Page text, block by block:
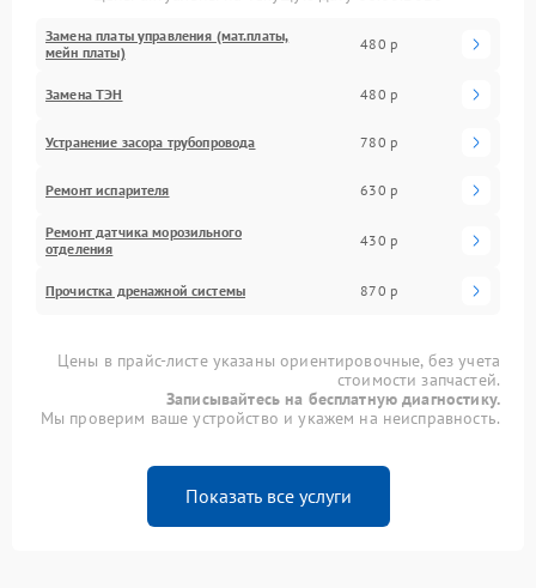
Замена платы управления (мат.платы,
мейн платы)
480 р
Замена ТЭН 480 р
Устранение засора трубопровода 780 р
Ремонт испарителя 630 р
Ремонт датчика морозильного
отделения
430 р
Прочистка дренажной системы 870 р
Цены в прайс-листе указаны ориентировочные, без учета
стоимости запчастей.
Записывайтесь на бесплатную диагностику.
Мы проверим ваше устройство и укажем на неисправность.
Показать все услуги